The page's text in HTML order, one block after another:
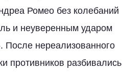
Ромео без колебаний
и неуверенным ударом
После нереализованного
противников разбивались